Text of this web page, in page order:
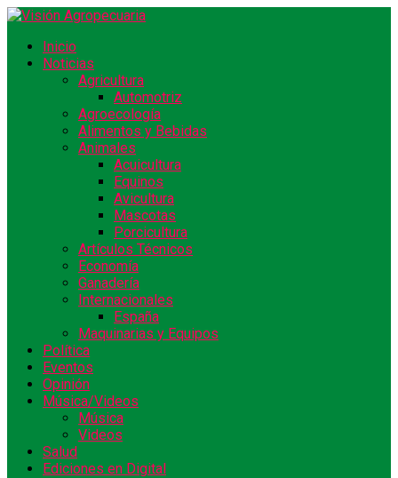
Inicio
Noticias
Agricultura
Automotriz
Agroecología
Alimentos y Bebidas
Animales
Acuicultura
Equinos
Avicultura
Mascotas
Porcicultura
Artículos Técnicos
Economía
Ganadería
Internacionales
España
Maquinarias y Equipos
Política
Eventos
Opinión
Música/Videos
Música
Videos
Salud
Ediciones en Digital